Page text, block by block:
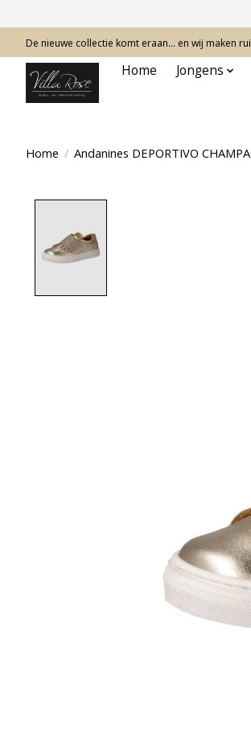
De nieuwe collectie komt eraan… en wij maken
Home Jongens
Home / Andanines DEPORTIVO